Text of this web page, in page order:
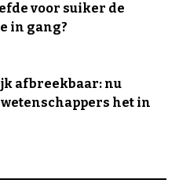
voor suiker de
in gang?
afbreekbaar: nu
het in